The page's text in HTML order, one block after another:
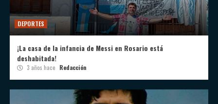
DEPORTES
¡La casa de la infancia de Messi en Rosario está
deshabitada!
3 años hace Redacción